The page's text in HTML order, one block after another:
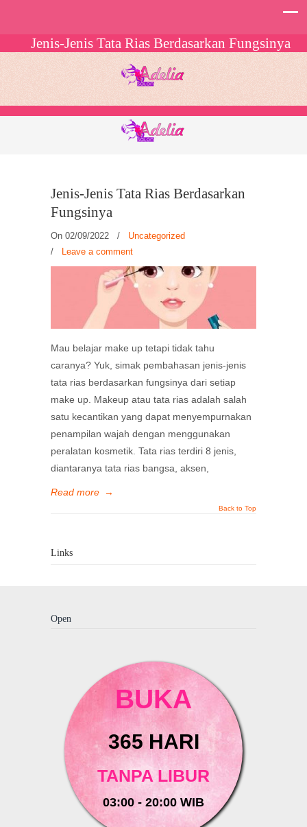
Jenis-Jenis Tata Rias Berdasarkan Fungsinya
Jenis-Jenis Tata Rias Berdasarkan
Fungsinya
On 02/09/2022 /
Uncategorized
/
Leave a comment
Mau belajar make up tetapi tidak tahu
caranya? Yuk, simak pembahasan jenis-jenis
tata rias berdasarkan fungsinya dari setiap
make up. Makeup atau tata rias adalah salah
satu kecantikan yang dapat menyempurnakan
penampilan wajah dengan menggunakan
peralatan kosmetik. Tata rias terdiri 8 jenis,
diantaranya tata rias bangsa, aksen,
Read more →
Back to Top
Links
Open
BUKA
365 HARI
TANPA LIBUR
03:00 - 20:00 WIB